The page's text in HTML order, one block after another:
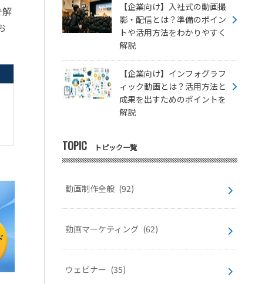
【企業向け】入社式の動画撮
影・配信とは？準備のポイン
トや活用方法をわかりやすく
解説
【企業向け】インフォグラフ
ィック動画とは？活用方法と
成果を出すためのポイントを
解説
TOPIC トピック一覧
動画制作全般 (92)
動画マーケティング (62)
ウェビナー (35)